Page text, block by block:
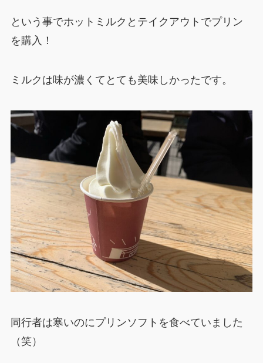
という事でホットミルクとテイクアウトでプリン
を購入！
ミルクは味が濃くてとても美味しかったです。
同行者は寒いのにプリンソフトを食べていました
（笑）